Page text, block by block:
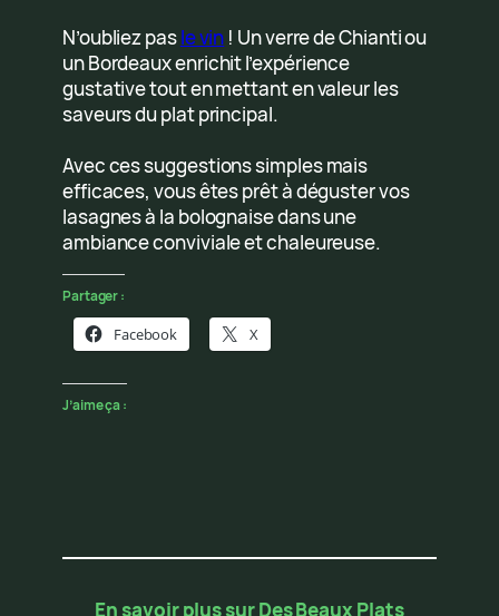
N’oubliez pasle vin ! Un verre de Chianti ou
un Bordeaux enrichit l’expérience
gustative tout en mettant en valeur les
saveurs du plat principal.
Avec ces suggestions simples mais
efficaces, vous êtes prêt à déguster vos
lasagnes à la bolognaise dans une
ambiance conviviale et chaleureuse.
Partager :
Facebook X
J’aime ça :
En savoir plus sur Des Beaux Plats